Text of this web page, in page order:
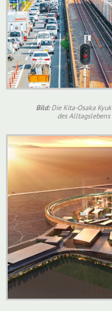
Bild:Die Kita-Osaka
des Alltagslebens